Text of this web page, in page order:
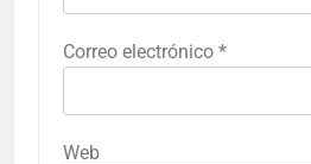
Correo electrónico *
Web